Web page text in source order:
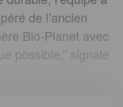
de l’ancien
Bio-Planet avec
possible,” signale